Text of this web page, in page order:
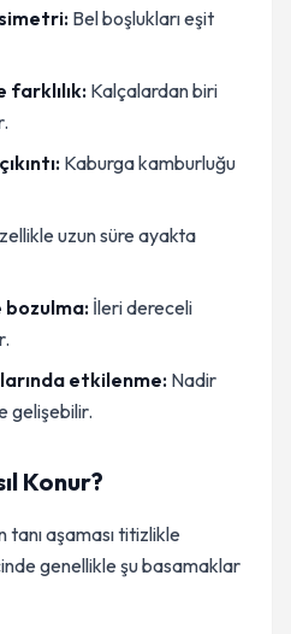
Bel boşlukları eşit
farklılık: Kalçalardan biri
Kaburga kamburluğu
uzun süre ayakta
bozulma: İleri dereceli
etkilenme: Nadir
gelişebilir.
Konur?
tanı aşaması titizlikle
genellikle şu basamaklar